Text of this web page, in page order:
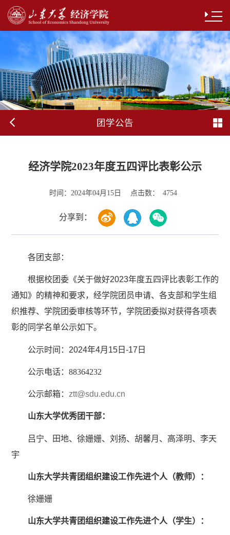
团学公告
经济学院2023年度五四评比表彰公示
时间： 2024年04月15日 点击数： 4754
分享到：
各团支部：
根据校团委《关于做好2023年度五四评比表彰工作的
通知》的精神和要求，经学院团员申请、各支部和学生组
织推荐、学院团委审核等环节，学院团委拟对获得各项表
彰的同学名单公示如下。
公示时间： 2024年4月 15 日 -17 日
公示电话：88364232
公示邮箱： ztt@sdu.edu.cn
山东大学优秀团干部：
吕宁、田地、徐姗姗、刘扬、胡馨月、高泽明、李天
宇
山东大学共青团组织建设工作先进个人（教师）：
徐姗姗
山东大学共青团组织建设工作先进个人（学生）：